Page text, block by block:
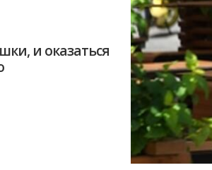
и оказаться